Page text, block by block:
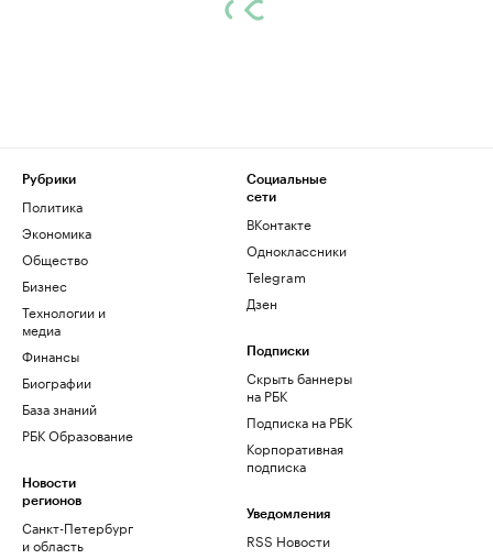
Рубрики
Политика
Экономика
Общество
Бизнес
Технологии и
медиа
Финансы
Биографии
База знаний
РБК Образование
Новости
регионов
Санкт-Петербург
и область
Социальные
сети
ВКонтакте
Одноклассники
Telegram
Дзен
Подписки
Скрыть баннеры
на РБК
Подписка на РБК
Корпоративная
подписка
Уведомления
RSS Новости